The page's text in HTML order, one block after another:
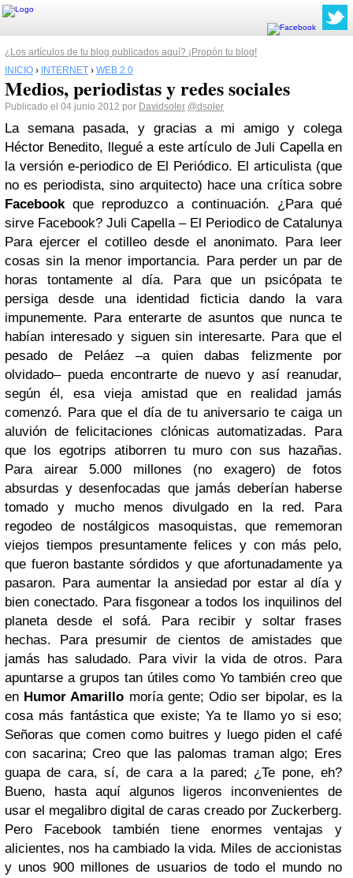
¿Los artículos de tu blog publicados aquí? ¡Propón tu blog!
INICIO › INTERNET › WEB 2.0
Medios, periodistas y redes sociales
Publicado el 04 junio 2012 por Davidsoler @dsoler
La semana pasada, y gracias a mi amigo y colega
Héctor Benedito, llegué a este artículo de Juli Capella en
la versión e-periodico de El Periódico. El articulista (que
no es periodista, sino arquitecto) hace una crítica sobre
Facebookque reproduzco a continuación. ¿Para qué
sirve Facebook? Juli Capella – El Periodico de Catalunya
Para ejercer el cotilleo desde el anonimato. Para leer
cosas sin la menor importancia. Para perder un par de
horas tontamente al día. Para que un psicópata te
persiga desde una identidad ficticia dando la vara
impunemente. Para enterarte de asuntos que nunca te
habían interesado y siguen sin interesarte. Para que el
pesado de Peláez –a quien dabas felizmente por
olvidado– pueda encontrarte de nuevo y así reanudar,
según él, esa vieja amistad que en realidad jamás
comenzó. Para que el día de tu aniversario te caiga un
aluvión de felicitaciones clónicas automatizadas. Para
que los egotrips atiborren tu muro con sus hazañas.
Para airear 5.000 millones (no exagero) de fotos
absurdas y desenfocadas que jamás deberían haberse
tomado y mucho menos divulgado en la red. Para
regodeo de nostálgicos masoquistas, que rememoran
viejos tiempos presuntamente felices y con más pelo,
que fueron bastante sórdidos y que afortunadamente ya
pasaron. Para aumentar la ansiedad por estar al día y
bien conectado. Para fisgonear a todos los inquilinos del
planeta desde el sofá. Para recibir y soltar frases
hechas. Para presumir de cientos de amistades que
jamás has saludado. Para vivir la vida de otros. Para
apuntarse a grupos tan útiles como Yo también creo que
en Humor Amarillo moría gente; Odio ser bipolar, es la
cosa más fantástica que existe; Ya te llamo yo si eso;
Señoras que comen como buitres y luego piden el café
con sacarina; Creo que las palomas traman algo; Eres
guapa de cara, sí, de cara a la pared; ¿Te pone, eh?
Bueno, hasta aquí algunos ligeros inconvenientes de
usar el megalibro digital de caras creado por Zuckerberg.
Pero Facebook también tiene enormes ventajas y
alicientes, nos ha cambiado la vida. Miles de accionistas
y unos 900 millones de usuarios de todo el mundo no